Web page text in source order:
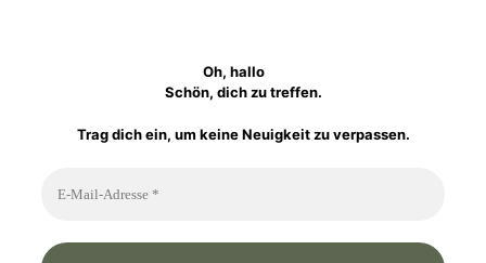
Oh, hallo
Schön, dich zu treffen.
Trag dich ein, um keine Neuigkeit zu verpassen.